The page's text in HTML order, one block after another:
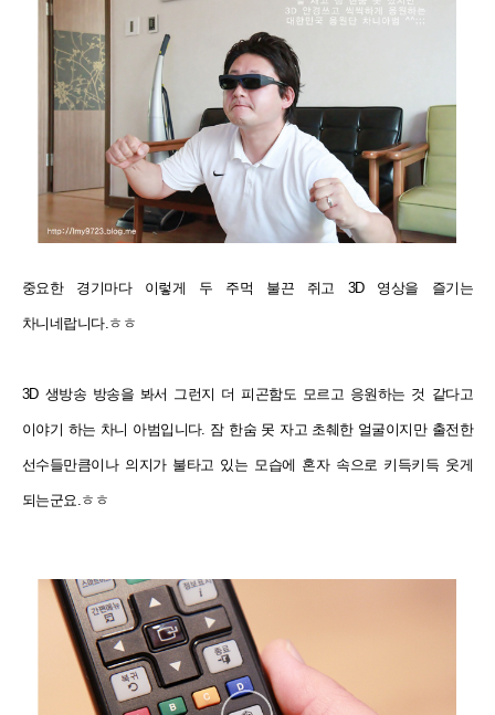
중요한 경기마다 이렇게 두 주먹 불끈 쥐고 3D 영상을 즐기는
차니네랍니다.ㅎㅎ
3D 생방송 방송을 봐서 그런지 더 피곤함도 모르고 응원하는 것 같다고
이야기 하는 차니 아범입니다. 잠 한숨 못 자고 초췌한 얼굴이지만 출전한
선수들만큼이나 의지가 불타고 있는 모습에 혼자 속으로 키득키득 웃게
되는군요.ㅎㅎ